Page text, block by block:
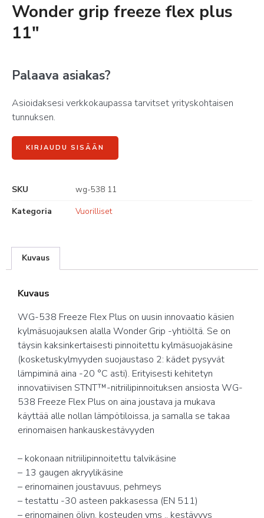
Wonder grip freeze flex plus
11″
Palaava asiakas?
Asioidaksesi verkkokaupassa tarvitset yrityskohtaisen
tunnuksen.
KIRJAUDU SISÄÄN
SKU
wg-538 11
Kategoria
Vuorilliset
Kuvaus
Kuvaus
WG-538 Freeze Flex Plus on uusin innovaatio käsien
kylmäsuojauksen alalla Wonder Grip -yhtiöltä. Se on
täysin kaksinkertaisesti pinnoitettu kylmäsuojakäsine
(kosketuskylmyyden suojaustaso 2: kädet pysyvät
lämpiminä aina -20 °C asti). Erityisesti kehitetyn
innovatiivisen STNT™-nitriilipinnoituksen ansiosta WG-
538 Freeze Flex Plus on aina joustava ja mukava
käyttää alle nollan lämpötiloissa, ja samalla se takaa
erinomaisen hankauskestävyyden
– kokonaan nitriilipinnoitettu talvikäsine
– 13 gaugen akryylikäsine
– erinomainen joustavuus, pehmeys
– testattu -30 asteen pakkasessa (EN 511)
– erinomainen öljyn, kosteuden yms .. kestävyys